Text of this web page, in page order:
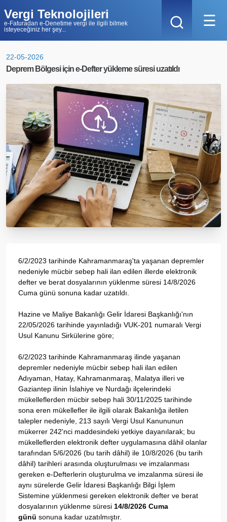
Vergi Teknolojileri
e-Faturadan e-Denetime vergi ile ilgili bilmek
isteyeceğiniz her şey...
☰
22-05-2026
Deprem Bölgesi için e-Defter yükleme süresi uzatıldı
6/2/2023 tarihinde Kahramanmaraş'ta yaşanan depremler
nedeniyle mücbir sebep hali ilan edilen illerde elektronik
defter ve berat dosyalarının yüklenme süresi 14/8/2026
Cuma günü sonuna kadar uzatıldı.
Hazine ve Maliye Bakanlığı Gelir İdaresi Başkanlığı'nın
22/05/2026 tarihinde yayınladığı VUK-201 numaralı Vergi
Usul Kanunu Sirkülerine göre;
6/2/2023 tarihinde Kahramanmaraş ilinde yaşanan
depremler nedeniyle mücbir sebep hali ilan edilen
Adıyaman, Hatay, Kahramanmaraş, Malatya illeri ve
Gaziantep ilinin İslahiye ve Nurdağı ilçelerindeki
mükelleflerden mücbir sebep hali 30/11/2025 tarihinde
sona eren mükellefler ile ilgili olarak Bakanlığa iletilen
talepler nedeniyle, 213 sayılı Vergi Usul Kanununun
mükerrer 242'nci maddesindeki yetkiye dayanılarak; bu
mükelleflerden elektronik defter uygulamasına dâhil olanlar
tarafından 5/6/2026 (bu tarih dâhil) ile 10/8/2026 (bu tarih
dâhil) tarihleri arasında oluşturulması ve imzalanması
gereken e-Defterlerin oluşturulma ve imzalanma süresi ile
aynı sürelerde Gelir İdaresi Başkanlığı Bilgi İşlem
Sistemine yüklenmesi gereken elektronik defter ve berat
dosyalarının yüklenme süresi 14/8/2026 Cuma
günü sonuna kadar uzatılmıştır.